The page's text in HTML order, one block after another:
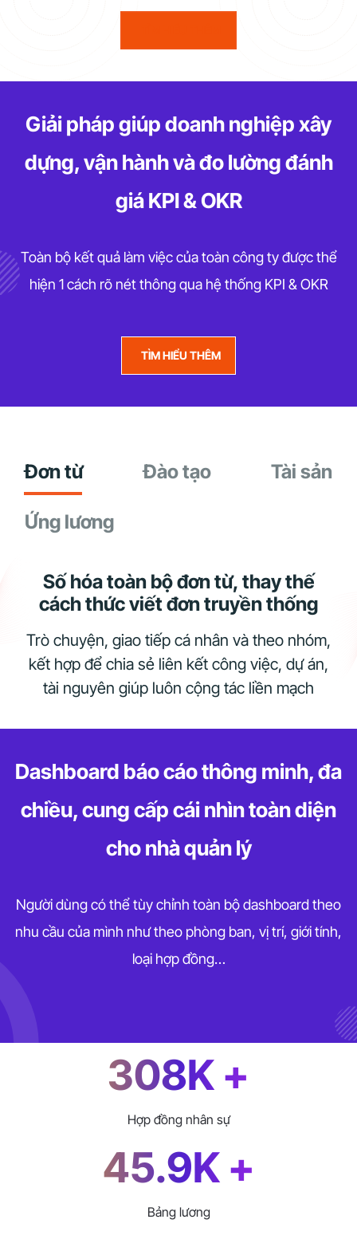
Giải pháp giúp doanh nghiệp xây
dựng, vận hành và đo lường đánh
giá KPI & OKR
Toàn bộ kết quả làm việc của toàn công ty được thể
hiện 1 cách rõ nét thông qua hệ thống KPI & OKR
TÌM HIỂU THÊM
Đơn từ Đào tạo Tài sản
Ứng lương
Số hóa toàn bộ đơn từ, thay thế
cách thức viết đơn truyền thống
Trò chuyện, giao tiếp cá nhân và theo nhóm,
kết hợp để chia sẻ liên kết công việc, dự án,
tài nguyên giúp luôn cộng tác liền mạch
Dashboard báo cáo thông minh, đa
chiều, cung cấp cái nhìn toàn diện
cho nhà quản lý
Người dùng có thể tùy chỉnh toàn bộ dashboard theo
nhu cầu của mình như theo phòng ban, vị trí, giới tính,
loại hợp đồng…
308K +
Hợp đồng nhân sự
45.9K +
Bảng lương